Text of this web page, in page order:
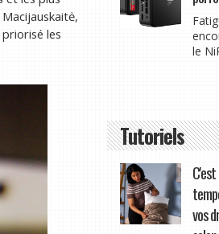
les
le
Tutoriels
vos